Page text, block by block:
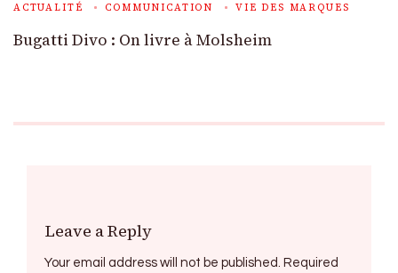
ACTUALITÉ COMMUNICATION VIE DES MARQUES
Bugatti Divo : On livre à Molsheim
Leave a Reply
Your email address will not be published. Required